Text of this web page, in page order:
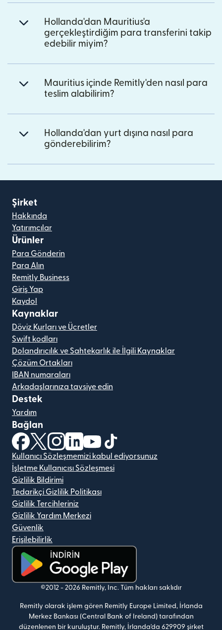
Hollanda'dan Mauritius'a
gerçekleştirdiğim para transferini takip
edebilir miyim?
Mauritius içinde Remitly'den nasıl para
teslim alabilirim?
Hollanda'dan yurt dışına nasıl para
gönderebilirim?
Şirket
Hakkında
Yatırımcılar
Ürünler
Para Gönderin
Para Alın
Remitly Business
Giriş Yap
Kaydol
Kaynaklar
Döviz Kurları ve Ücretler
Swift kodları
Dolandırıcılık ve Sahtekarlık ile İlgili Kaynaklar
Çözüm Ortakları
IBAN numaraları
Arkadaşlarınıza tavsiye edin
Destek
Yardım
Bağlan
(yeni pencerede açılır)
(yeni pencerede açılır)
(yeni pencerede açılır)
(yeni pencerede açılır)
(yeni pencerede açılır)
Kullanıcı Sözleşmemizi kabul ediyorsunuz
İşletme Kullanıcısı Sözleşmesi
Gizlilik Bildirimi
Tedarikçi Gizlilik Politikası
Gizlilik Tercihleriniz
Gizlilik Yardım Merkezi
Güvenlik
Erişilebilirlik
(yeni pencerede açılır)
©2012 - 2026 Remitly, Inc. Tüm hakları saklıdır
Remitly olarak işlem gören Remitly Europe Limited, İrlanda
Merkez Bankası (Central Bank of Ireland) tarafından
düzenlenen bir kuruluştur. Remitly, İrlanda'da 629909 şirket